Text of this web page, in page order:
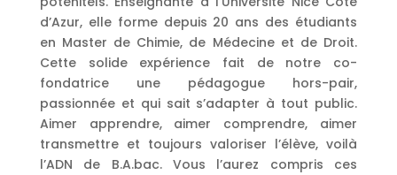
d’Azur, elle forme depuis 20 ans des étudiants
en Master de Chimie, de Médecine et de Droit.
Cette solide expérience fait de notre co-
fondatrice une pédagogue hors-pair,
passionnée et qui sait s’adapter à tout public.
Aimer apprendre, aimer comprendre, aimer
transmettre et toujours valoriser l’élève, voilà
l’ADN de B.A.bac. Vous l’aurez compris ces